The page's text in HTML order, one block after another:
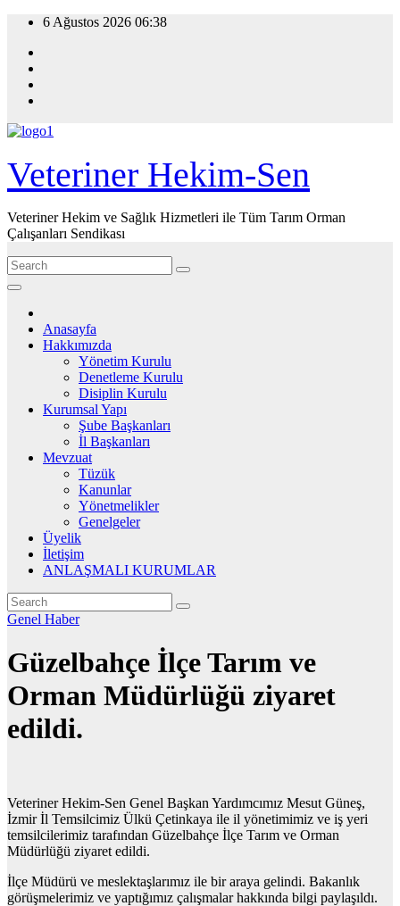
Skip
content
6 Ağustos 2026 06:38
Veteriner Hekim-Sen
Veteriner Hekim ve Sağlık Hizmetleri ile Tüm Tarım Orman
Çalışanları Sendikası
Anasayfa
Hakkımızda
Yönetim Kurulu
Denetleme Kurulu
Disiplin Kurulu
Kurumsal Yapı
Şube Başkanları
İl Başkanları
Mevzuat
Tüzük
Kanunlar
Yönetmelikler
Genelgeler
Üyelik
İletişim
ANLAŞMALI KURUMLAR
Genel Haber
Güzelbahçe İlçe Tarım ve
Orman Müdürlüğü ziyaret
edildi.
Veteriner Hekim-Sen Genel Başkan Yardımcımız Mesut Güneş,
İzmir İl Temsilcimiz Ülkü Çetinkaya ile il yönetimimiz ve iş yeri
temsilcilerimiz tarafından Güzelbahçe İlçe Tarım ve Orman
Müdürlüğü ziyaret edildi.
İlçe Müdürü ve meslektaşlarımız ile bir araya gelindi. Bakanlık
görüşmelerimiz ve yaptığımız çalışmalar hakkında bilgi paylaşıldı.